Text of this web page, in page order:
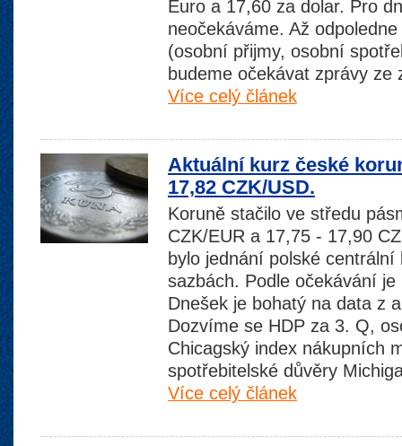
Euro a 17,60 za dolar. Pro
neočekáváme. Až
(osobní přijmy, osobní
budeme očekávat zprávy ze
Více celý článek
Aktuální kurz české
17,82 CZK/USD.
Koruně stačilo ve středu
CZK/EUR a 17,75 - 17,90
bylo jednání polské
sazbách. Podle očekávání
Dnešek je bohatý na data z
Dozvíme se HDP za 3. Q,
Chicagský index nákupních
spotřebitelské důvěry
Více celý článek